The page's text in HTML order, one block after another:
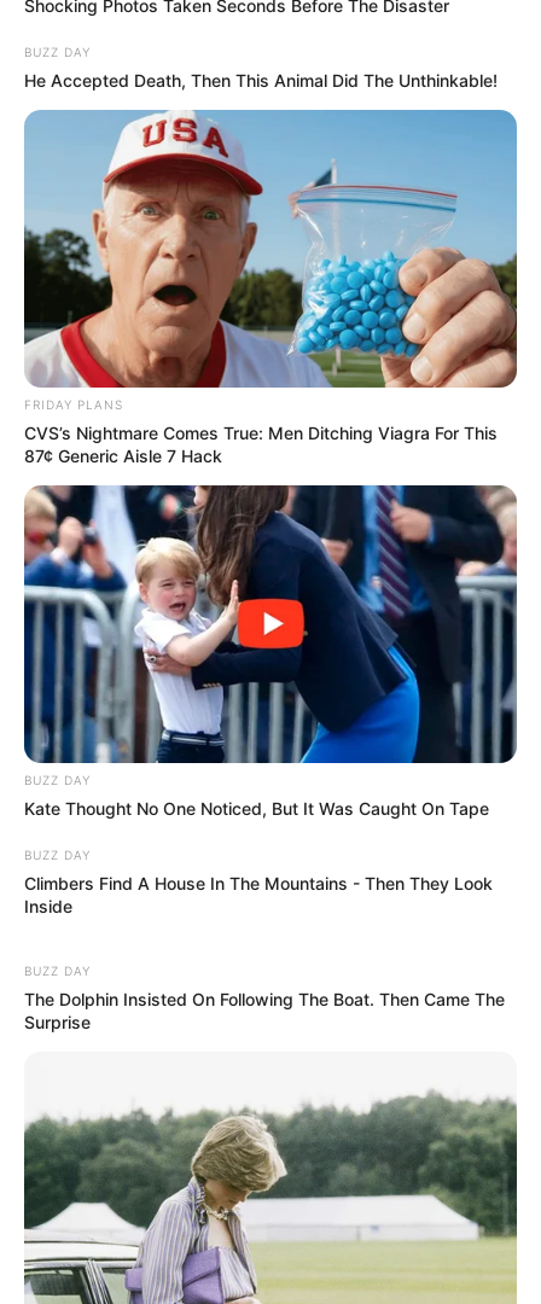
Shocking Photos Taken Seconds Before The Disaster
BUZZ DAY
He Accepted Death, Then This Animal Did The Unthinkable!
FRIDAY PLANS
CVS’s Nightmare Comes True: Men Ditching Viagra For This
87¢ Generic Aisle 7 Hack
BUZZ DAY
Kate Thought No One Noticed, But It Was Caught On Tape
BUZZ DAY
Climbers Find A House In The Mountains - Then They Look
Inside
BUZZ DAY
The Dolphin Insisted On Following The Boat. Then Came The
Surprise